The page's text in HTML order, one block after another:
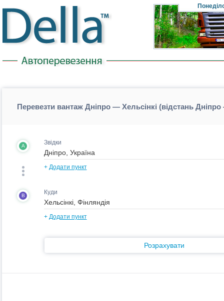
Перевезти вантаж Дніпро — Хельсінкі (відстань Дніпро
A Звідки
+ Додати пункт
B Куди
+ Додати пункт
Розрахувати